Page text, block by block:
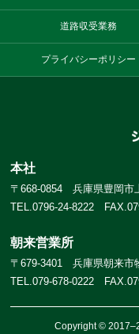
道路収受業務
プライバシーポリシー
本社
〒668-0854 兵庫県豊岡市
TEL.0796-24-8222
朝来営業所
〒679-3401 兵庫県朝来市
TEL.079-678-0222
Copyright ©